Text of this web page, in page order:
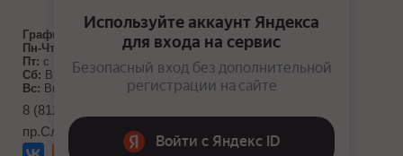
График работы:
Пн-Чт:
с 10:00 до 19:00
Пт: с 10:00 до 18:00
Сб: Выходной
Вс: Выходной
8 (812) 986-10-71
пр.Славы д. 40, к. 1